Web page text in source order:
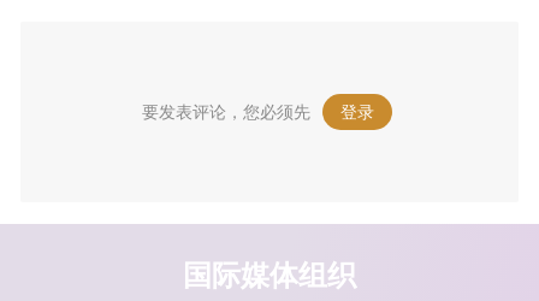
要发表评论，您必须先 登录 。
国际媒体组织